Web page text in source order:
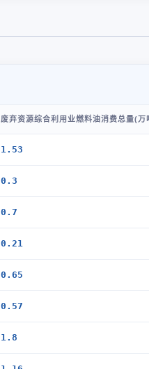
废弃资源综合利用业燃料油消费总量(万
1.53
0.3
0.7
0.21
0.65
0.57
1.8